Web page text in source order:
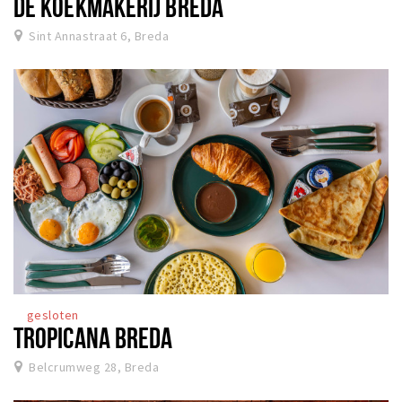
DE KOEKMAKERIJ BREDA
Sint Annastraat 6, Breda
gesloten
TROPICANA BREDA
Belcrumweg 28, Breda